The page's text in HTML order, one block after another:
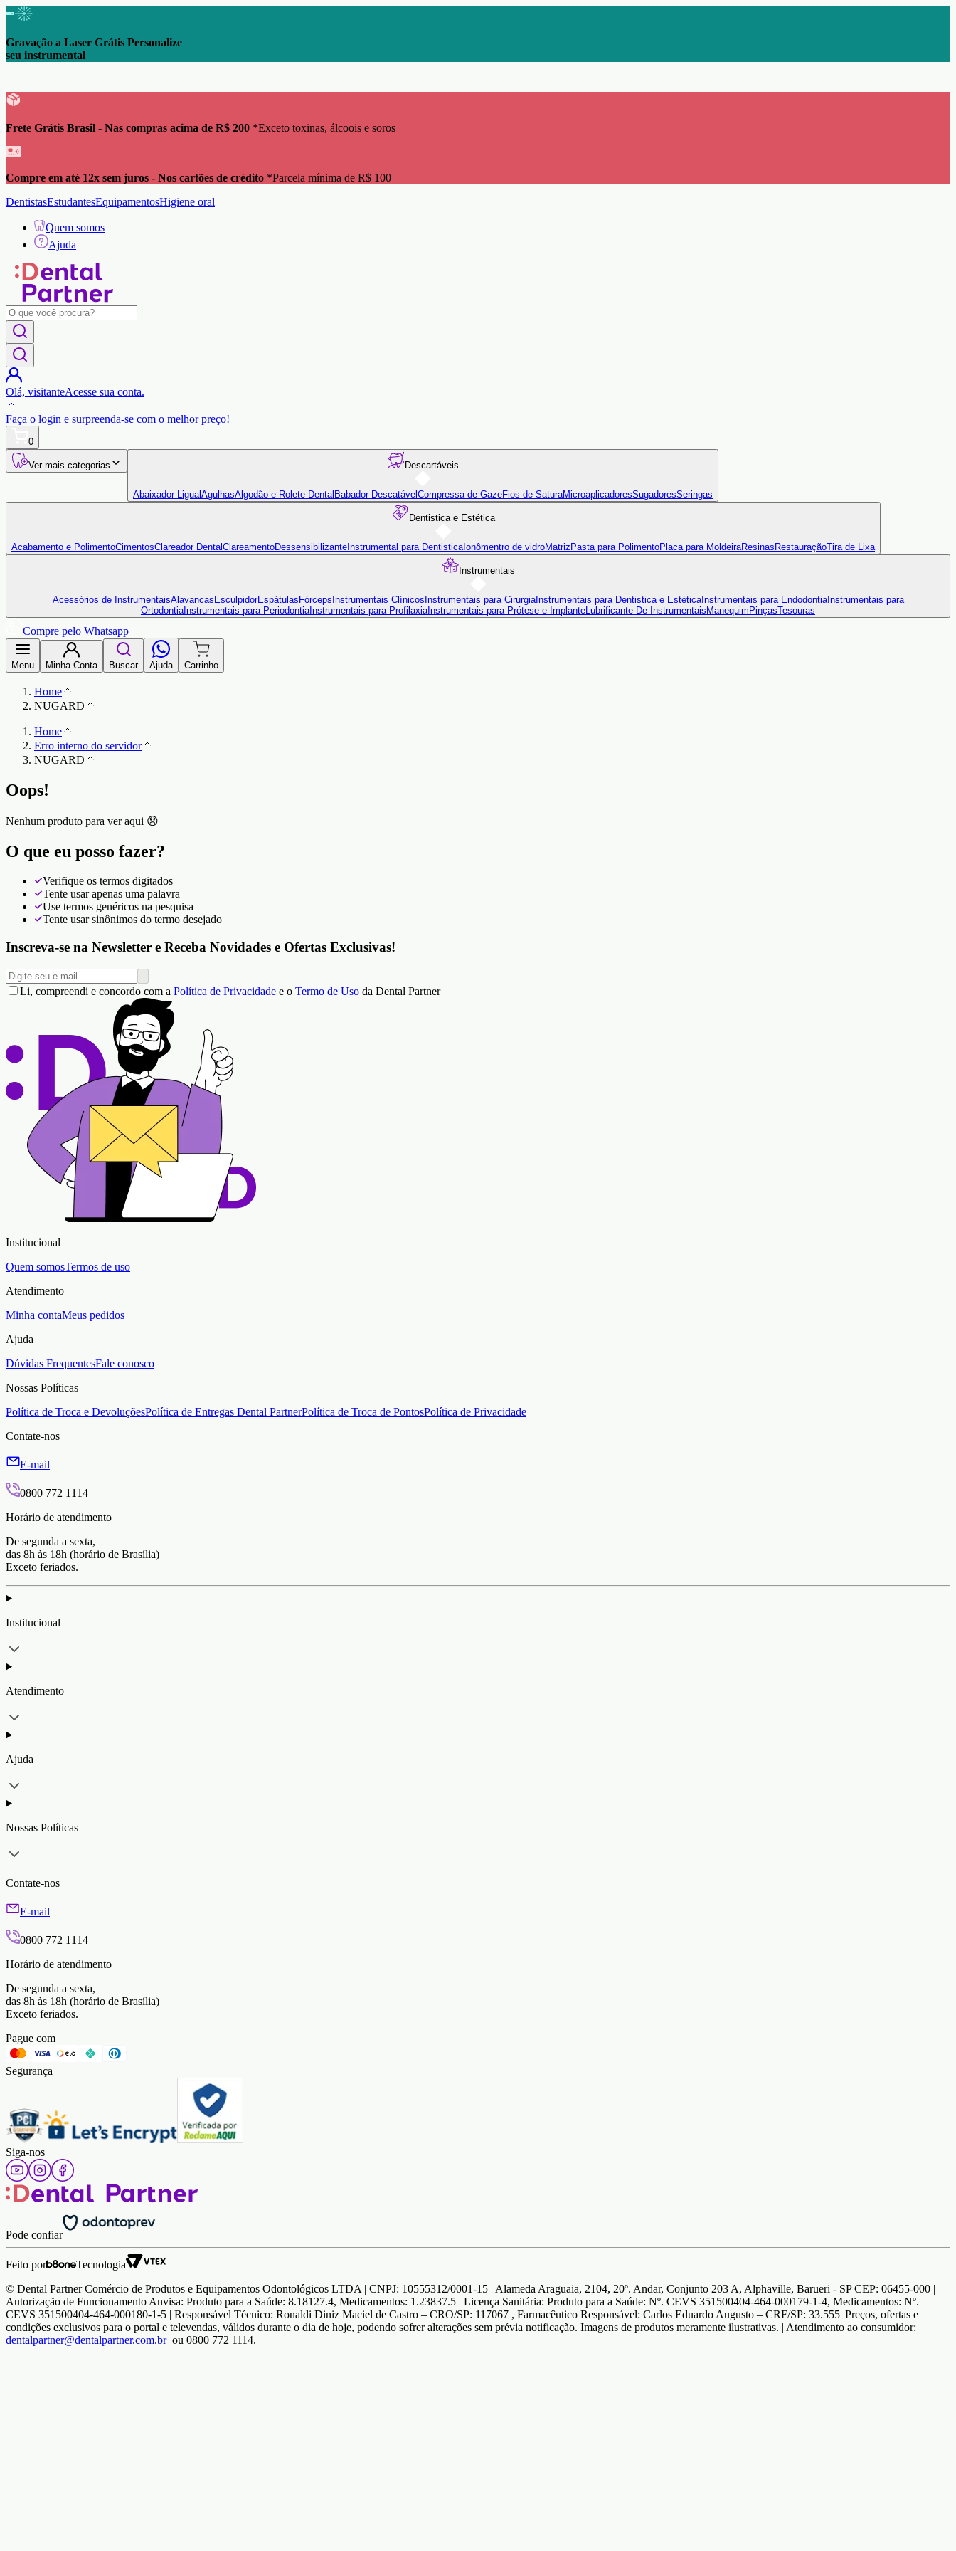
Gravação a Laser Grátis Personalize
seu instrumental
Frete Grátis Brasil - Nas compras acima de R$ 200 *Exceto toxinas, álcoois e soros
Compre em até 12x sem juros - Nos cartões de crédito *Parcela mínima de R$ 100
DentistasEstudantesEquipamentosHigiene oral
Quem somos
Ajuda
Olá, visitanteAcesse sua conta.
Faça o login e surpreenda-se com o melhor preço!
0
Ver mais categorias Descartáveis
Abaixador Ligual AgulhasAlgodão e Rolete Dental Babador Descatável Compressa de GazeFios de SaturaMicroaplicadoresSugadoresSeringas
Dentistica e Estética
Acabamento e PolimentoCimentosClareador Dental ClareamentoDessensibilizante Instrumental para Dentistica Ionômentro de vidroMatriz Pasta para PolimentoPlaca para MoldeiraResinas RestauraçãoTira de Lixa
Instrumentais
Acessórios de InstrumentaisAlavancas EsculpidorEspátulas Fórceps Instrumentais Clínicos Instrumentais para CirurgiaInstrumentais para Dentistica e EstéticaInstrumentais para EndodontiaInstrumentais para
Ortodontia Instrumentais para Periodontia Instrumentais para Profilaxia Instrumentais para Prótese e Implante Lubrificante De Instrumentais Manequim PinçasTesouras
Compre pelo Whatsapp
Menu Minha Conta Buscar Ajuda Carrinho
Home
NUGARD
Home
Erro interno do servidor
NUGARD
Oops!
Nenhum produto para ver aqui 😞
O que eu posso fazer?
Verifique os termos digitados
Tente usar apenas uma palavra
Use termos genéricos na pesquisa
Tente usar sinônimos do termo desejado
Inscreva-se na Newsletter e Receba Novidades e Ofertas Exclusivas!
Li, compreendi e concordo com a Política de Privacidade e o Termo de Uso da Dental Partner
Institucional
Quem somosTermos de uso
Atendimento
Minha contaMeus pedidos
Ajuda
Dúvidas FrequentesFale conosco
Nossas Políticas
Política de Troca e DevoluçõesPolítica de Entregas Dental PartnerPolítica de Troca de PontosPolítica de Privacidade
Contate-nos
E-mail
0800 772 1114
Horário de atendimento
De segunda a sexta,
das 8h às 18h (horário de Brasília)
Exceto feriados.
Institucional
Atendimento
Ajuda
Nossas Políticas
Contate-nos
E-mail
0800 772 1114
Horário de atendimento
De segunda a sexta,
das 8h às 18h (horário de Brasília)
Exceto feriados.
Pague com
Segurança
Siga-nos
Pode confiar
Feito por
Tecnologia
© Dental Partner Comércio de Produtos e Equipamentos Odontológicos LTDA | CNPJ: 10555312/0001-15 | Alameda Araguaia, 2104, 20º. Andar, Conjunto 203 A, Alphaville, Barueri - SP CEP: 06455-000 |
Autorização de Funcionamento Anvisa: Produto para a Saúde: 8.18127.4, Medicamentos: 1.23837.5 | Licença Sanitária: Produto para a Saúde: Nº. CEVS 351500404-464-000179-1-4, Medicamentos: Nº.
CEVS 351500404-464-000180-1-5 | Responsável Técnico: Ronaldi Diniz Maciel de Castro – CRO/SP: 117067 , Farmacêutico Responsável: Carlos Eduardo Augusto – CRF/SP: 33.555| Preços, ofertas e
condições exclusivos para o portal e televendas, válidos durante o dia de hoje, podendo sofrer alterações sem prévia notificação. Imagens de produtos meramente ilustrativas. | Atendimento ao consumidor:
dentalpartner@dentalpartner.com.br ou 0800 772 1114.